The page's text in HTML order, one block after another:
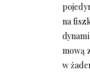
na
mową
w